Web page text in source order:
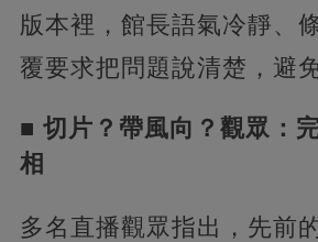
版本裡，館長語氣冷靜、
覆要求把問題說清楚，避
■ 切片？帶風向？觀眾：
相
多名直播觀眾指出，先前